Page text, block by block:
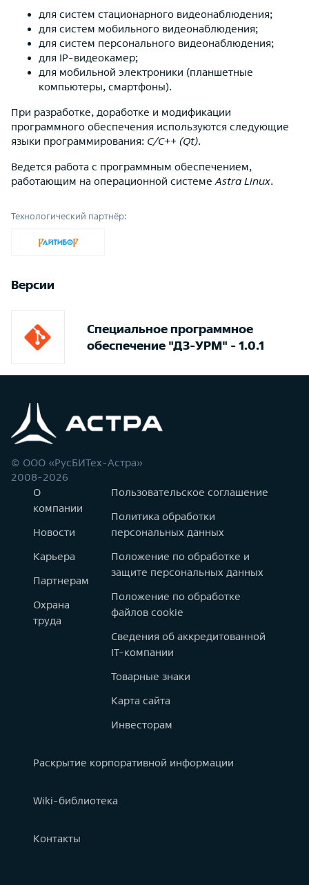
для систем стационарного видеонаблюдения;
для систем мобильного видеонаблюдения;
для систем персонального видеонаблюдения;
для IP-видеокамер;
для мобильной электроники (планшетные
компьютеры, смартфоны).
При разработке, доработке и модификации
программного обеспечения используются следующие
языки программирования: C/C++ (Qt).
Ведется работа с программным обеспечением,
работающим на операционной системе Astra Linux.
Технологический партнёр:
Версии
Специальное программное
обеспечение "ДЗ-УРМ" - 1.0.1
© ООО «РусБИТех-Астра»
2008-2026
О
компании
Новости
Карьера
Партнерам
Охрана
труда
Пользовательское соглашение
Политика обработки
персональных данных
Положение по обработке и
защите персональных данных
Положение по обработке
файлов cookie
Сведения об аккредитованной
IT-компании
Товарные знаки
Карта сайта
Инвесторам
Раскрытие корпоративной информации
Wiki-библиотека
Контакты